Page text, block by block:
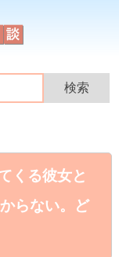
くる彼女と
らない。ど